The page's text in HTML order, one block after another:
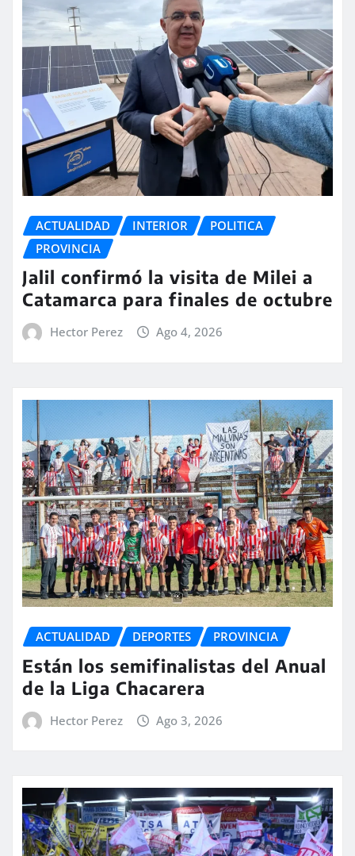
ACTUALIDAD INTERIOR
POLITICA
PROVINCIA
Jalil confirmó la visita de Milei a
Catamarca para finales de octubre
Hector Perez Ago 4, 2026
ACTUALIDAD DEPORTES PROVINCIA
Están los semifinalistas del Anual
de la Liga Chacarera
Hector Perez Ago 3, 2026